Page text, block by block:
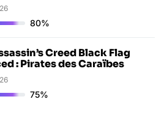
80%
Creed Black Flag
: Pirates des Caraïbes
75%